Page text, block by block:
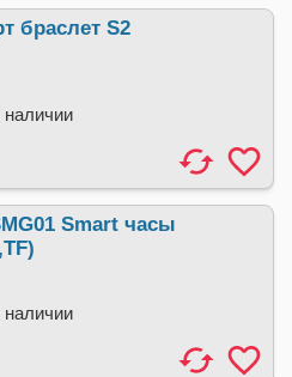
браслет S2
наличии
Smart часы
наличии